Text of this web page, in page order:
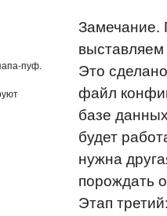
пуф.
Замечание.
выставляем
Это
файл
базе
будет
нужна
порождать
Этап